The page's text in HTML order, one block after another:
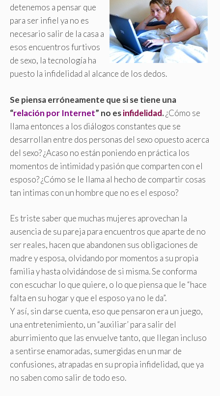
detenemos a pensar que
para ser infiel ya no es
necesario salir de la casa a
esos encuentros furtivos
de sexo, la tecnología ha
puesto la infidelidad al alcance de los dedos.
Se piensa erróneamente que si se tiene una
“relación por Internet” no esinfidelidad.¿Cómo se
llama entonces a los diálogos constantes que se
desarrollan entre dos personas del sexo opuesto acerca
del sexo? ¿Acaso no están poniendo en práctica los
momentos de intimidad y pasión que comparten con el
esposo? ¿Cómo se le llama al hecho de compartir cosas
tan intimas con un hombre que no es el esposo?
Es triste saber que muchas mujeres aprovechan la
ausencia de su pareja para encuentros que aparte de no
ser reales, hacen que abandonen sus obligaciones de
madre y esposa, olvidando por momentos a su propia
familia y hasta olvidándose de si misma. Se conforma
con escuchar lo que quiere, o lo que piensa que le “hace
falta en su hogar y que el esposo ya no le da”.
Y así, sin darse cuenta, eso que pensaron era un juego,
una entretenimiento, un “auxiliar’ para salir del
aburrimiento que las envuelve tanto, que llegan incluso
a sentirse enamoradas, sumergidas en un mar de
confusiones, atrapadas en su propia infidelidad, que ya
no saben como salir de todo eso.